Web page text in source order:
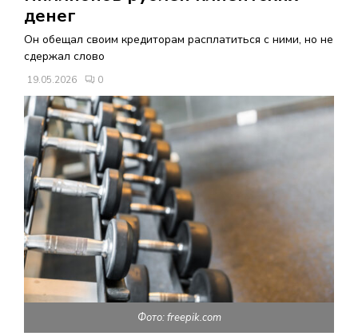
Н
Е
М
Е
Н
Ю
денег
Он обещал своим кредиторам расплатиться с ними, но не
сдержал слово
19.05.2026 0
Фото: freepik.com